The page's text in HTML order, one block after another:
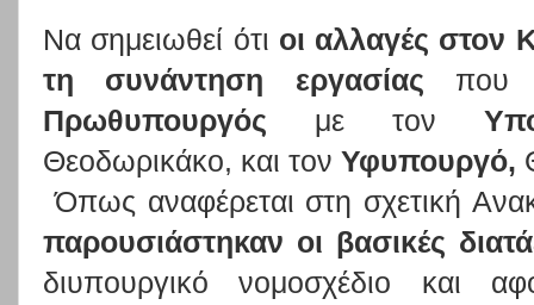
Να σημειωθεί ότι οι αλλαγές στον
τη συνάντηση
εργασίας που
Πρωθυπουργός με τον
Θεοδωρικάκο, και τον Υφυπουργό,
Όπως αναφέρεται στη σχετική
παρουσιάστηκαν οι βασικές
διυπουργικό νομοσχέδιο και